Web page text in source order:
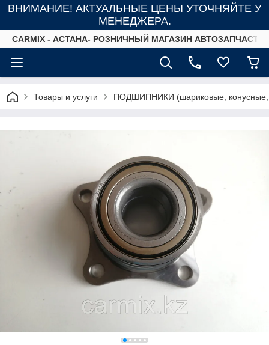
ВНИМАНИЕ! АКТУАЛЬНЫЕ ЦЕНЫ УТОЧНЯЙТЕ У
МЕНЕДЖЕРА.
СARMIX - АСТАНА- РОЗНИЧНЫЙ МАГАЗИН
Товары и услуги ПОДШИПНИКИ (шариковые, конусные,